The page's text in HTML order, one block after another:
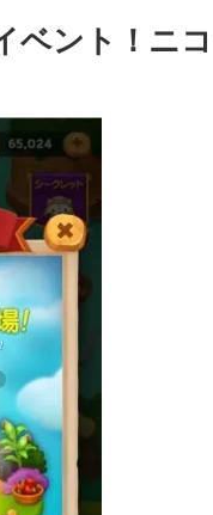
ベント！ニ